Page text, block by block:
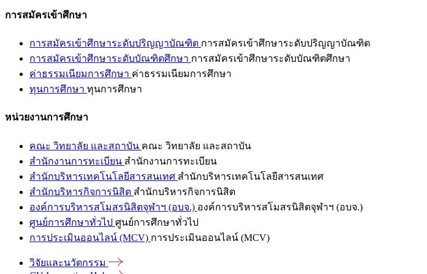
การสมัครเข้าศึกษา
การสมัครเข้าศึกษาระดับปริญญาบัณฑิต การสมัครเข้าศึกษาระดับปริญญาบัณฑิต
การสมัครเข้าศึกษาระดับบัณฑิตศึกษา การสมัครเข้าศึกษาระดับบัณฑิตศึกษา
ค่าธรรมเนียมการศึกษา ค่าธรรมเนียมการศึกษา
ทุนการศึกษา ทุนการศึกษา
หน่วยงานการศึกษา
คณะ วิทยาลัย และสถาบัน คณะ วิทยาลัย และสถาบัน
สำนักงานการทะเบียน สำนักงานการทะเบียน
สำนักบริหารเทคโนโลยีสารสนเทศ สำนักบริหารเทคโนโลยีสารสนเทศ
สำนักบริหารกิจการนิสิต สำนักบริหารกิจการนิสิต
องค์การบริหารสโมสรนิสิตจุฬาฯ (อบจ.) องค์การบริหารสโมสรนิสิตจุฬาฯ (อบจ.)
ศูนย์การศึกษาทั่วไป ศูนย์การศึกษาทั่วไป
การประเมินออนไลน์ (MCV) การประเมินออนไลน์ (MCV)
วิจัยและนวัตกรรม